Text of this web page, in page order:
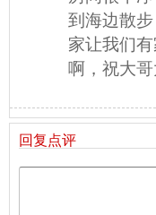
到海边散
家让我们
啊，祝大
回复点评